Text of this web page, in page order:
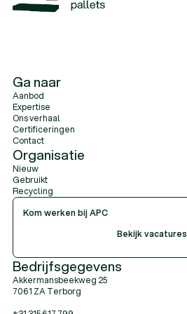
Bel dan0315 617 799
Ga naar
Aanbod
Expertise
Ons verhaal
Certificeringen
Contact
Organisatie
Nieuw
Gebruikt
Recycling
Kom werken bij APC
Bekijk vacatures
Bedrijfsgegevens
Akkermansbeekweg 25
7061 ZA Terborg